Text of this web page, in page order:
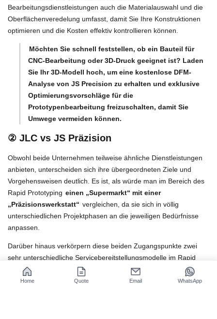
Bearbeitungsdienstleistungen auch die Materialauswahl und die
Oberflächenveredelung umfasst, damit Sie Ihre Konstruktionen
optimieren und die Kosten effektiv kontrollieren können.
Möchten Sie schnell feststellen, ob ein Bauteil für
CNC-Bearbeitung oder 3D-Druck geeignet ist? Laden
Sie Ihr 3D-Modell hoch, um eine kostenlose DFM-
Analyse von JS Precision zu erhalten und exklusive
Optimierungsvorschläge für die
Prototypenbearbeitung freizuschalten, damit Sie
Umwege vermeiden können.
② JLC vs JS Präzision
Obwohl beide Unternehmen teilweise ähnliche Dienstleistungen
anbieten, unterscheiden sich ihre übergeordneten Ziele und
Vorgehensweisen deutlich. Es ist, als würde man im Bereich des
Rapid Prototyping einen „Supermarkt“ mit einer
„Präzisionswerkstatt“ vergleichen, da sie sich in völlig
unterschiedlichen Projektphasen an die jeweiligen Bedürfnisse
anpassen.
Darüber hinaus verkörpern diese beiden Zugangspunkte zwei
sehr unterschiedliche Servicebereitstellungsmodelle im Rapid
Prototyping.
Um eine Analogie zu ziehen:
Home Quote Email WhatsApp